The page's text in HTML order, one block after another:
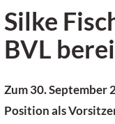
Silke
BVL
Zum 30. September
Position als